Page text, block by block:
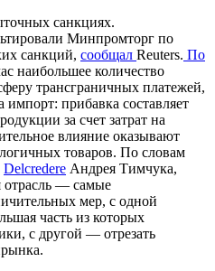
санкциях.
Минпромторг по
санкций, сообщал Reuters. По
наибольшее количество
трансграничных платежей,
импорт: прибавка составляет
за счет затрат на
влияние оказывают
товаров. По словам
Delcredere Андрея Тимчука,
отрасль — самые
мер, с одной
часть из которых
с другой — отрезать